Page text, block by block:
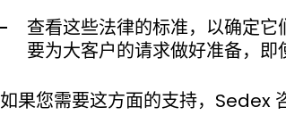
查看这些法律的标准，以确定
要为大客户的请求做好准备，即
如果您需要这方面的支持，Sedex